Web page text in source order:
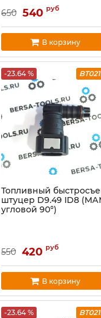
650 540 руб
В корзину
-23.64 %
Топливный
штуцер D9.49 ID8
угловой 90°)
550 420 руб
В корзину
-23.64 %